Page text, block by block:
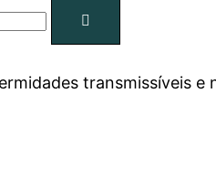
transmissíveis